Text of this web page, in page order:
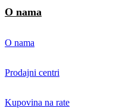
O nama
O nama
Prodajni centri
Kupovina na rate